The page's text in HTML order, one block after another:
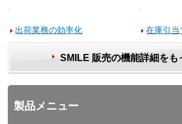
出荷業務の効率化 在庫引当
SMILE 販売の機能詳細をも
製品メニュー